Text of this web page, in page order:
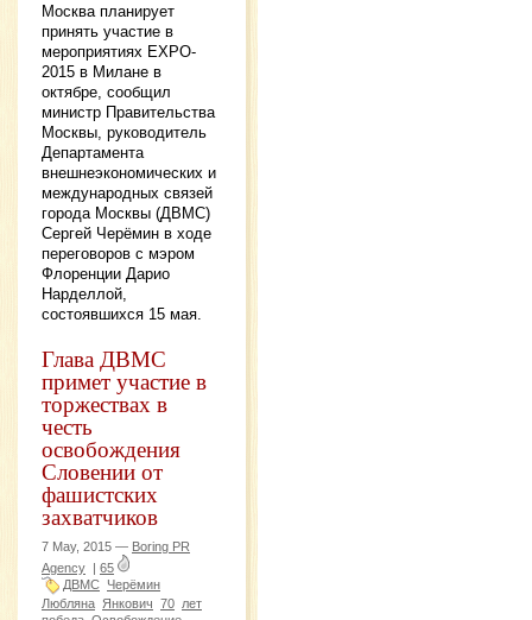
Москва планирует
принять участие в
мероприятиях EXPO-
2015 в Милане в
октябре, сообщил
министр Правительства
Москвы, руководитель
Департамента
внешнеэкономических и
международных связей
города Москвы (ДВМС)
Сергей Черёмин в ходе
переговоров с мэром
Флоренции Дарио
Нарделлой,
состоявшихся 15 мая.
Глава ДВМС
примет участие в
торжествах в
честь
освобождения
Словении от
фашистских
захватчиков
7 May, 2015 — Boring PR
Agency
65
ДВМС Черёмин
Любляна Янкович 70 лет